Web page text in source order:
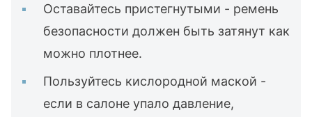
Оставайтесь пристегнутыми - ремень
безопасности должен быть затянут как
можно плотнее.
Пользуйтесь кислородной маской -
если в салоне упало давление,